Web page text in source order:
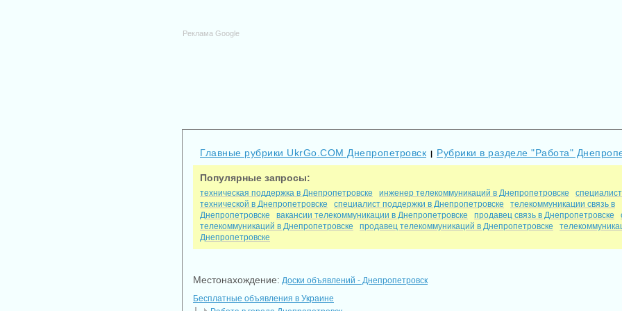
Реклама Google
Главные рубрики UkrGo.COM Днепропетровск | Рубрики в разделе "Работа"
Популярные запросы:
техническая поддержка в Днепропетровске инженер телекоммуникаций в Днепропетровске
специалист
технической в Днепропетровске
специалист поддержки в Днепропетровске
телекоммуникации связь в
Днепропетровске
вакансии телекоммуникации в Днепропетровске продавец связь в Днепропетровске
телекоммуникаций в Днепропетровске
продавец телекоммуникаций в Днепропетровске
Днепропетровске
Местонахождение: Доски объявлений - Днепропетровск
Бесплатные объявления в Украине